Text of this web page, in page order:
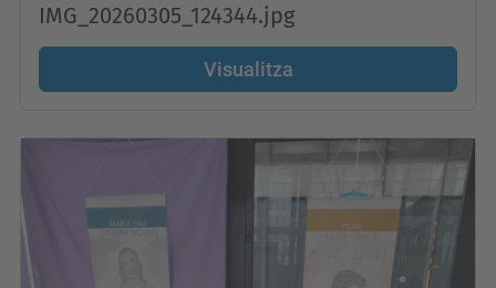
IMG_20260305_124344.jpg
Visualitza